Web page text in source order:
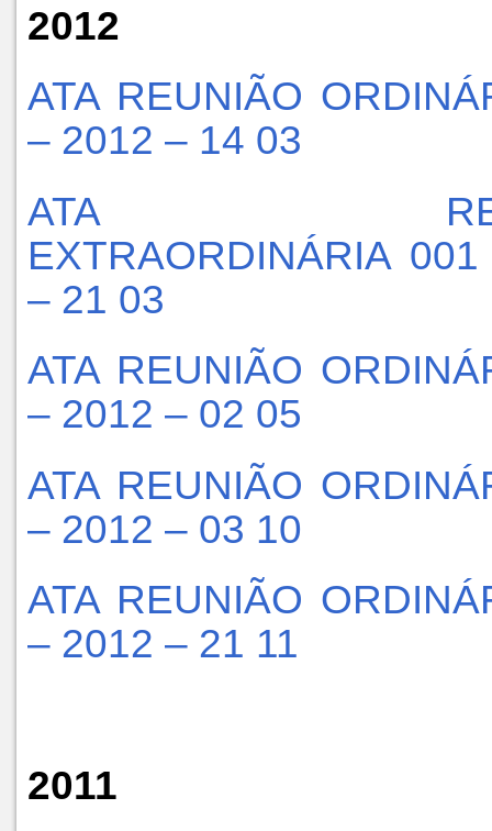
2012
ATA REUNIÃO
– 2012 – 14 03
ATA
EXTRAORDINÁRIA
– 21 03
ATA REUNIÃO
– 2012 – 02 05
ATA REUNIÃO
– 2012 – 03 10
ATA REUNIÃO
– 2012 – 21 11
2011